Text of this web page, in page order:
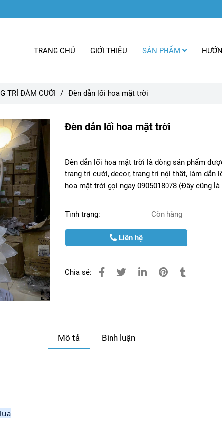
TRANG CHỦ GIỚI THIỆU SẢN PHẨM
TRÍ ĐÁM CƯỚI / Đèn dẫn lối hoa mặt trời
Đèn dẫn lối hoa mặt trời
Đèn dẫn lối hoa mặt trời là dòng sản phẩm
trang trí cưới, decor, trang trí nội thất, làm dẫn
hoa mặt trời gọi ngay 0905018078 (Đây cũng
Tình trạng: Còn hàng
Liên hệ
Chia sẻ:
Mô tả Bình luận